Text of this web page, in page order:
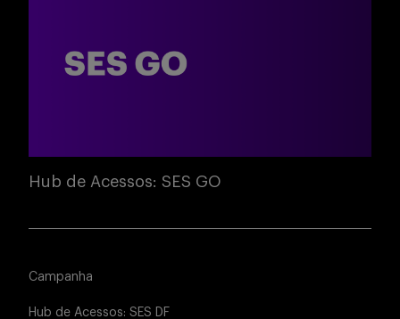
Hub de Acessos: SES GO
Campanha
Hub de Acessos: SES DF